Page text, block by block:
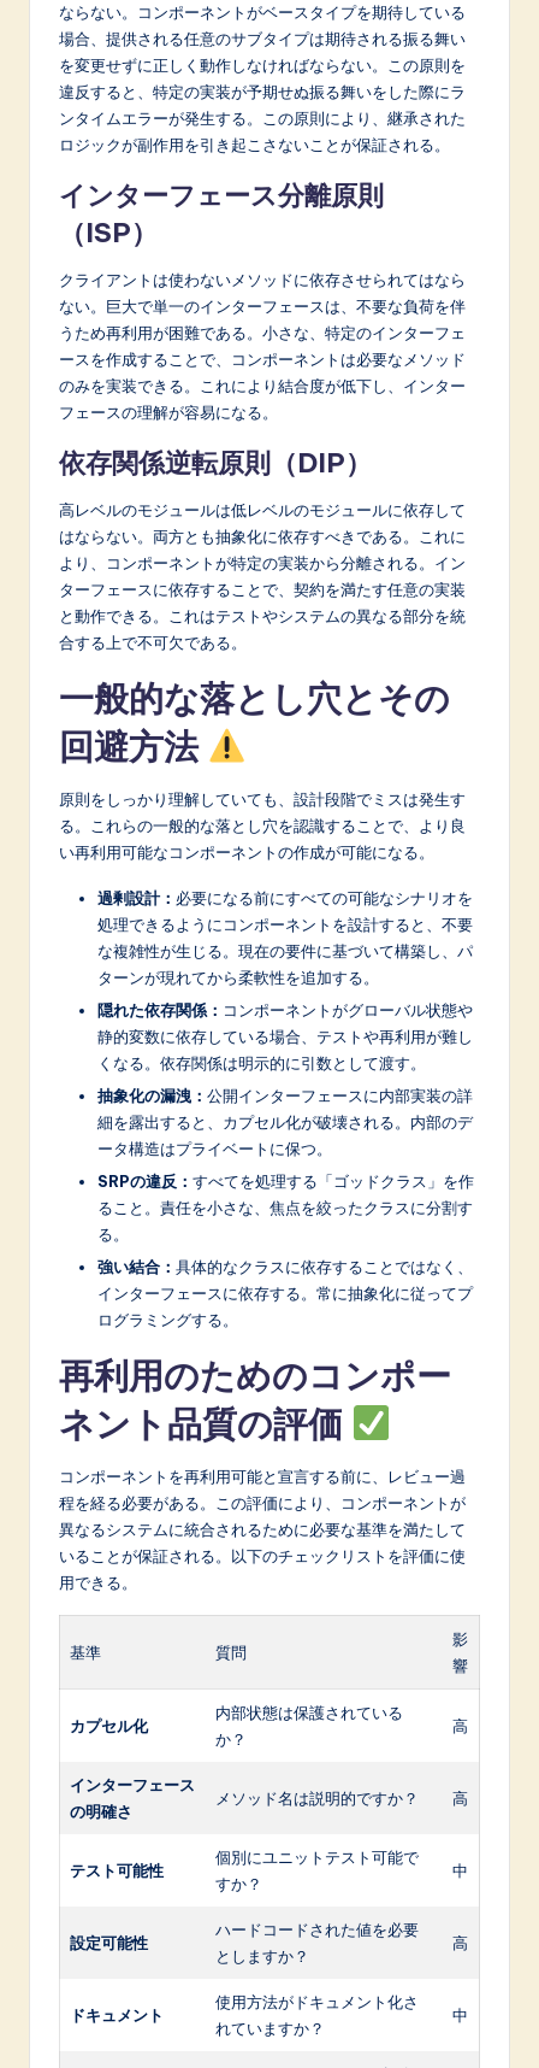
ならない。コンポーネントがベースタイプを期待している
場合、提供される任意のサブタイプは期待される振る舞い
を変更せずに正しく動作しなければならない。この原則を
違反すると、特定の実装が予期せぬ振る舞いをした際にラ
ンタイムエラーが発生する。この原則により、継承された
ロジックが副作用を引き起こさないことが保証される。
インターフェース分離原則
（ISP）
クライアントは使わないメソッドに依存させられてはなら
ない。巨大で単一のインターフェースは、不要な負荷を伴
うため再利用が困難である。小さな、特定のインターフェ
ースを作成することで、コンポーネントは必要なメソッド
のみを実装できる。これにより結合度が低下し、インター
フェースの理解が容易になる。
依存関係逆転原則（DIP）
高レベルのモジュールは低レベルのモジュールに依存して
はならない。両方とも抽象化に依存すべきである。これに
より、コンポーネントが特定の実装から分離される。イン
ターフェースに依存することで、契約を満たす任意の実装
と動作できる。これはテストやシステムの異なる部分を統
合する上で不可欠である。
一般的な落とし穴とその
回避方法
原則をしっかり理解していても、設計段階でミスは発生す
る。これらの一般的な落とし穴を認識することで、より良
い再利用可能なコンポーネントの作成が可能になる。
過剰設計： 必要になる前にすべての可能なシナリオを
処理できるようにコンポーネントを設計すると、不要
な複雑性が生じる。現在の要件に基づいて構築し、パ
ターンが現れてから柔軟性を追加する。
隠れた依存関係： コンポーネントがグローバル状態や
静的変数に依存している場合、テストや再利用が難し
くなる。依存関係は明示的に引数として渡す。
抽象化の漏洩： 公開インターフェースに内部実装の詳
細を露出すると、カプセル化が破壊される。内部のデ
ータ構造はプライベートに保つ。
SRPの違反： すべてを処理する「ゴッドクラス」を作
ること。責任を小さな、焦点を絞ったクラスに分割す
る。
強い結合： 具体的なクラスに依存することではなく、
インターフェースに依存する。常に抽象化に従ってプ
ログラミングする。
再利用のためのコンポー
ネント品質の評価
コンポーネントを再利用可能と宣言する前に、レビュー過
程を経る必要がある。この評価により、コンポーネントが
異なるシステムに統合されるために必要な基準を満たして
いることが保証される。以下のチェックリストを評価に使
用できる。
基準 質問
影
響
カプセル化
内部状態は保護されている
か？
高
インターフェース
の明確さ
メソッド名は説明的ですか？ 高
テスト可能性
個別にユニットテスト可能で
すか？
中
設定可能性
ハードコードされた値を必要
としますか？
高
ドキュメント
使用方法がドキュメント化さ
れていますか？
中